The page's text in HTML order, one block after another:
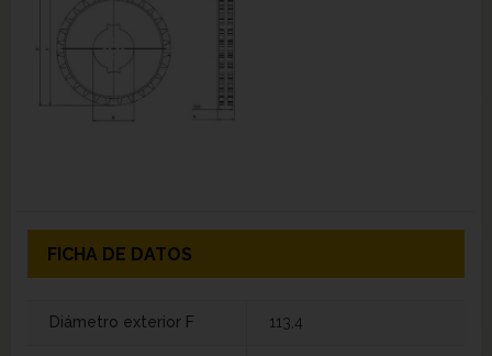
FICHA DE DATOS
Diámetro exterior F 113,4